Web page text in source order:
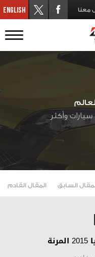
معنا
سيارات وأكثر
السابق المقال القادم